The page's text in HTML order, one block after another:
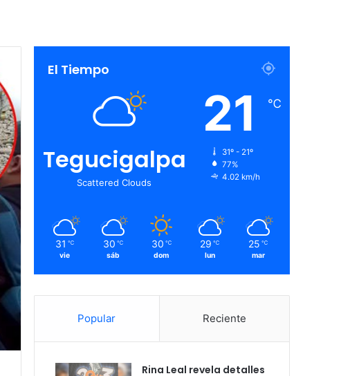
El Tiempo
Tegucigalpa
Scattered Clouds
21 ℃
31º - 21º
77%
4.02 km/h
31 ℃
vie
30 ℃
sáb
30 ℃
dom
29 ℃
lun
25 ℃
mar
Popular Reciente
Rina Leal revela detalles